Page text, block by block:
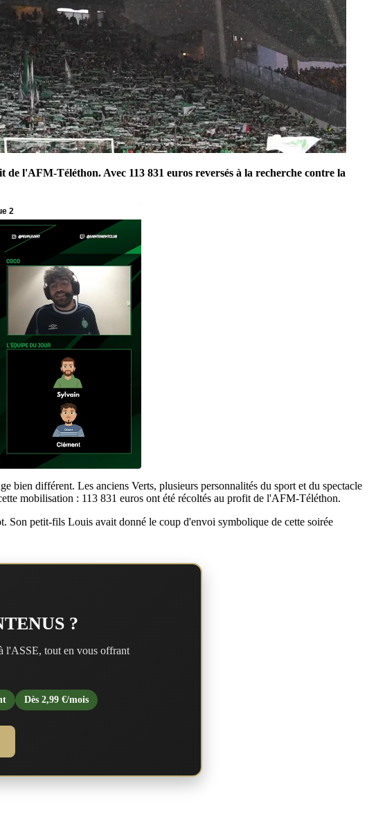
l'AFM-Téléthon. Avec 113 831 euros reversés à la recherche contre la
bien différent. Les anciens Verts, plusieurs personnalités du sport et du spectacle
mobilisation : 113 831 euros ont été récoltés au profit de l'AFM-Téléthon.
Son petit-fils Louis avait donné le coup d'envoi symbolique de cette soirée
?
l'ASSE, tout en vous offrant
Dès 2,99 €/mois